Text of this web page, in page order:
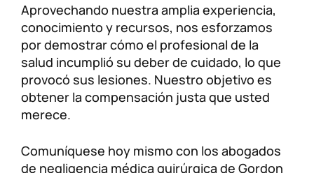
Aprovechando nuestra amplia experiencia,
conocimiento y recursos, nos esforzamos
por demostrar cómo el profesional de la
salud incumplió su deber de cuidado, lo que
provocó sus lesiones. Nuestro objetivo es
obtener la compensación justa que usted
merece.
Comuníquese hoy mismo con los abogados
de negligencia médica quirúrgica de Gordon